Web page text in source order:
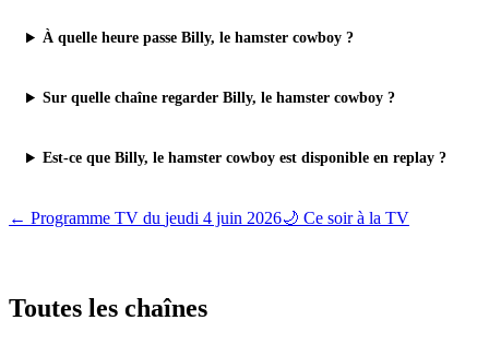
À quelle heure passe Billy, le hamster cowboy ?
Sur quelle chaîne regarder Billy, le hamster cowboy ?
Est-ce que Billy, le hamster cowboy est disponible en replay ?
← Programme TV du jeudi 4 juin 2026🌙 Ce soir à la TV
Toutes les chaînes